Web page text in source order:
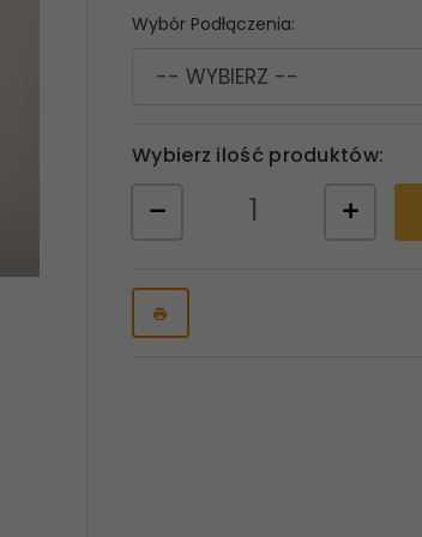
Wybór Podłączenia:
-- WYBIERZ --
Wybierz ilość produktów: